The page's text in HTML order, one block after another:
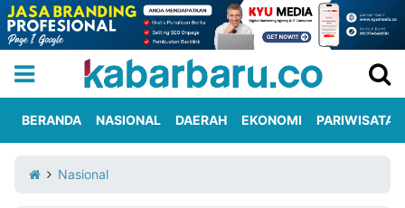
Iklan
Berita
Kami
BERANDA NASIONAL DAERAH EKONOMI PARIWISATA
Nasional